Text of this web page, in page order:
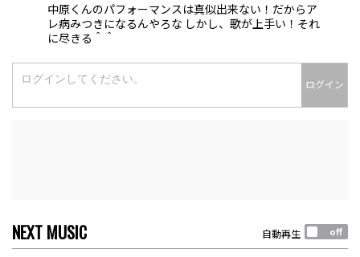
中原くんのパフォーマンスは真似出来ない！だからア
レ病みつきになるんやろな しかし、歌が上手い！それ
に尽きる＾＾
ログイン
NEXT MUSIC 自動再生